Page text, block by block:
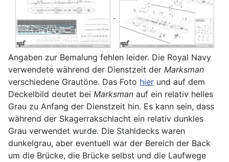
Angaben zur Bemalung fehlen leider. Die Royal Navy
verwendete während der Dienstzeit der Marksman
verschiedene Grautöne. Das Foto hier und auf dem
Deckelbild deutet bei Marksman auf ein relativ helles
Grau zu Anfang der Dienstzeit hin. Es kann sein, dass
während der Skagerrakschlacht ein relativ dunkles
Grau verwendet wurde. Die Stahldecks waren
dunkelgrau, aber eventuell war der Bereich der Back
um die Brücke, die Brücke selbst und die Laufwege